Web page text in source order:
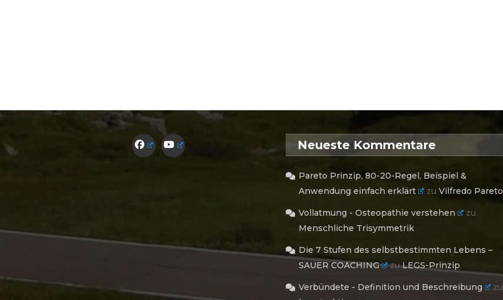
Neueste Kommentare
Pareto Prinzip, 80-20-Regel, Beispiel &
Anwendung einfach erklärt
zuVilfredo Pareto
Vollatmung - Osteopathie verstehen
zu
Menschliche Trisymmetrik
Die 7 Stufen des selbstbestimmten Lebens –
SAUER COACHING
zuLEGS-Prinzip
Verbündete - Definition und Beschreibung
zu